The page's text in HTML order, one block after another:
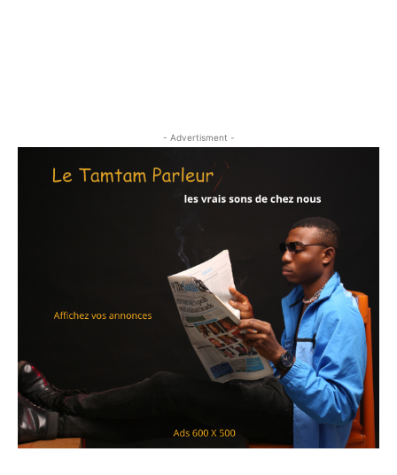
- Advertisment -